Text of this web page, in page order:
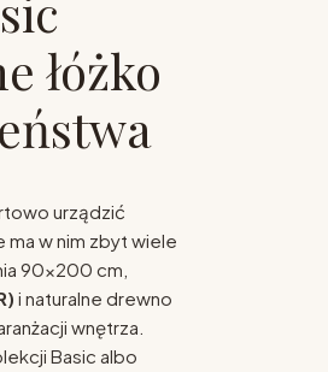
łóżko
urządzić
ma w nim zbyt wiele
90x200 cm,
i naturalne drewno
wnętrza.
Basic albo